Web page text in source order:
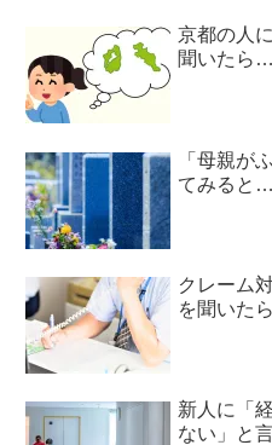
京都の人
聞いたら
「母親が
てみると…
クレーム
を聞いた
新人に「
ない」と